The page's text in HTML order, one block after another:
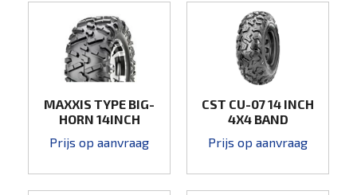
MAXXIS TYPE BIG-
HORN 14INCH
Prijs op aanvraag
CST CU-07 14 INCH
4X4 BAND
Prijs op aanvraag